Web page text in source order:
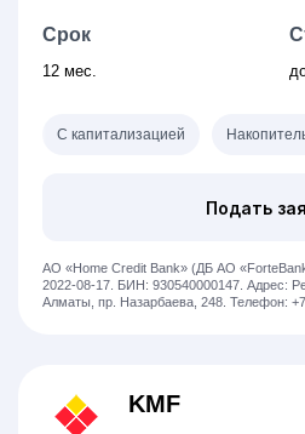
Срок
12 мес.
Подать
С капитализацией
АО «Home Credit Bank» (ДБ АО
2022-08-17. БИН: 930540000147. Адрес:
Алматы, пр. Назарбаева, 248. Телефон:
KMF